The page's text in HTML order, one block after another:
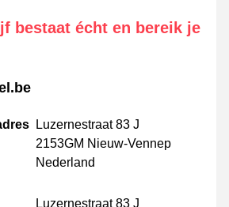
bestaat écht en bereik je
Luzernestraat 83 J
2153GM Nieuw-Vennep
Nederland
Luzernestraat 83 J